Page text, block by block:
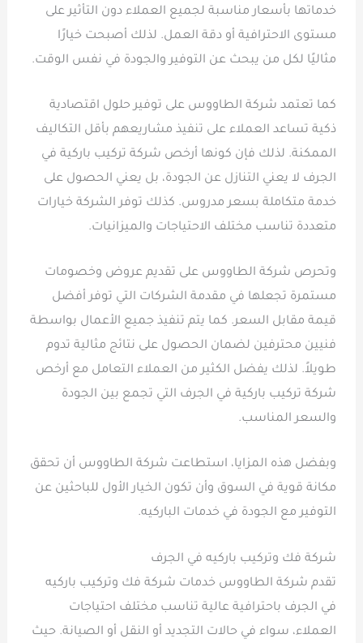
خدماتها بأسعار مناسبة لجميع العملاء دون التأثير على
مستوى الاحترافية أو دقة العمل. لذلك أصبحت خيارًا
مثاليًا لكل من يبحث عن التوفير والجودة في نفس الوقت.
كما تعتمد شركة الطاووس على توفير حلول اقتصادية
ذكية تساعد العملاء على تنفيذ مشاريعهم بأقل التكاليف
الممكنة. لذلك فإن كونها أرخص شركة تركيب باركية في
الجرف لا يعني التنازل عن الجودة، بل يعني الحصول على
خدمة متكاملة بسعر مدروس. كذلك توفر الشركة خيارات
متعددة تناسب مختلف الاحتياجات والميزانيات.
وتحرص شركة الطاووس على تقديم عروض وخصومات
مستمرة تجعلها في مقدمة الشركات التي توفر أفضل
قيمة مقابل السعر. كما يتم تنفيذ جميع الأعمال بواسطة
فنيين محترفين لضمان الحصول على نتائج مثالية تدوم
طويلاً. لذلك يفضل الكثير من العملاء التعامل مع أرخص
شركة تركيب باركية في الجرف التي تجمع بين الجودة
والسعر المناسب.
وبفضل هذه المزايا، استطاعت شركة الطاووس أن تحقق
مكانة قوية في السوق وأن تكون الخيار الأول للباحثين عن
التوفير مع الجودة في خدمات الباركيه.
شركة فك وتركيب باركيه في الجرف
تقدم شركة الطاووس خدمات شركة فك وتركيب باركيه
في الجرف باحترافية عالية تناسب مختلف احتياجات
العملاء، سواء في حالات التجديد أو النقل أو الصيانة. حيث